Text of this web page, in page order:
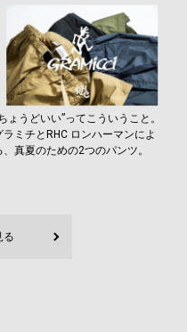
ょうどいい”ってこういうこと。
ラミチとRHC ロンハーマンによ
、真夏のための2つのパンツ。
る